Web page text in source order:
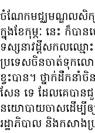
ចំណែក​មជ្ឈមណ្ឌល​សិក្សា
ក្នុង​ខែ​កុម្ភៈ នេះ ក៏​បា
ទស្សនាវដ្ដី​​សកល​ឈ្មោ
ប្រទេស​ចិន​ចាត់​ទុក​ល
ខ្វះ​បាន។ ថ្នាក់​ដឹក​
សែន ទេ ដែល​​​គេ​បាន​ជួ
នយោបាយ​ចាស​ដើម្បី​
រដ្ឋាភិបាល និង​កសាង​